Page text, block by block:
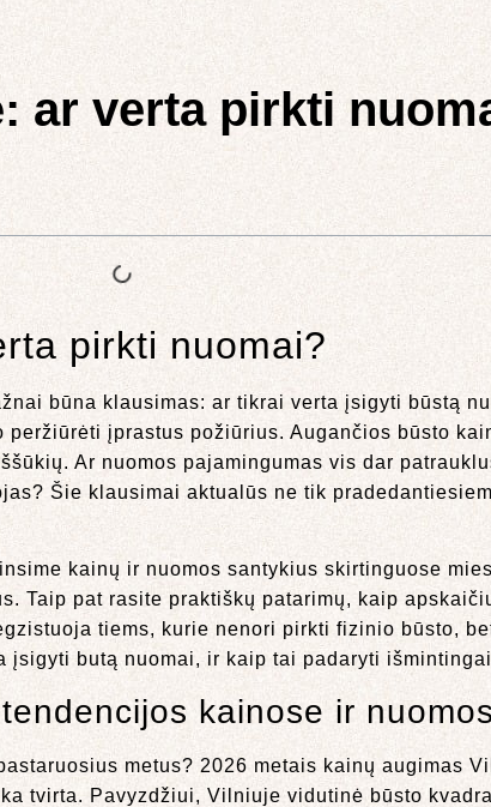
ar verta pirkti
pirkti nuomai?
būna klausimas: ar tikrai verta įsigyti būstą
įprastus požiūrius. Augančios būsto
Ar nuomos pajamingumas vis dar
Šie klausimai aktualūs ne tik
kainų ir nuomos santykius skirtinguose
Taip pat rasite praktiškų patarimų, kaip
tiems, kurie nenori pirkti fizinio būsto,
įsigyti butą nuomai, ir kaip tai padaryti
kainose ir
metus? 2026 metais kainų augimas
tvirta. Pavyzdžiui, Vilniuje vidutinė būsto